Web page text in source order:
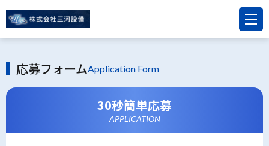
応募フォームApplication Form
30秒簡単応募
APPLICATION